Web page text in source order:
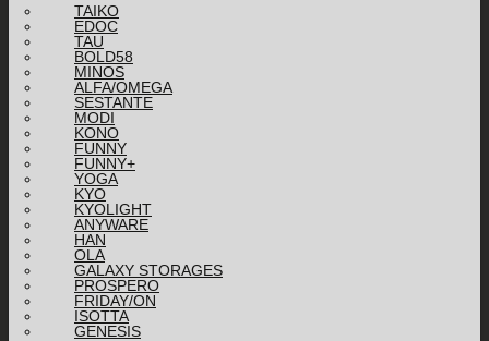
TAIKO
EDOC
TAU
BOLD58
MINOS
ALFA/OMEGA
SESTANTE
MODI
KONO
FUNNY
FUNNY+
YOGA
KYO
KYOLIGHT
ANYWARE
HAN
OLA
GALAXY STORAGES
PROSPERO
FRIDAY/ON
ISOTTA
GENESIS